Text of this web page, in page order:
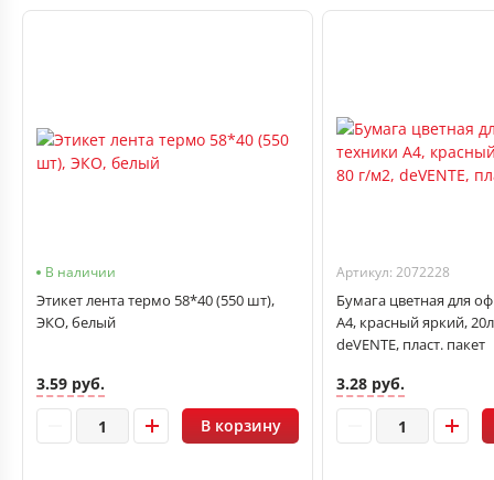
В наличии
Этикет лента термо 58*40 (550 шт),
ЭКО, белый
3.59 руб.
В корзину
Артикул: 2072228
Бумага цветная для
А4, красный яркий,
deVENTE, пласт. пакет
3.28 руб.